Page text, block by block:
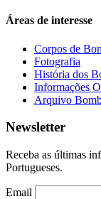
Áreas de interesse
Corpos de
Fotografia
História dos
Informações
Arquivo
Newsletter
Receba as últimas
Portugueses.
Email